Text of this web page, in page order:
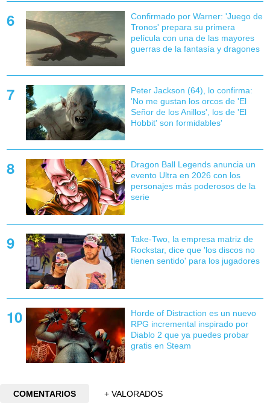
Confirmado por Warner: 'Juego de
Tronos' prepara su primera
película con una de las mayores
guerras de la fantasía y dragones
Peter Jackson (64), lo confirma:
'No me gustan los orcos de 'El
Señor de los Anillos', los de 'El
Hobbit' son formidables'
Dragon Ball Legends anuncia un
evento Ultra en 2026 con los
personajes más poderosos de la
serie
Take-Two, la empresa matriz de
Rockstar, dice que 'los discos no
tienen sentido' para los jugadores
Horde of Distraction es un nuevo
RPG incremental inspirado por
Diablo 2 que ya puedes probar
gratis en Steam
COMENTARIOS
+ VALORADOS